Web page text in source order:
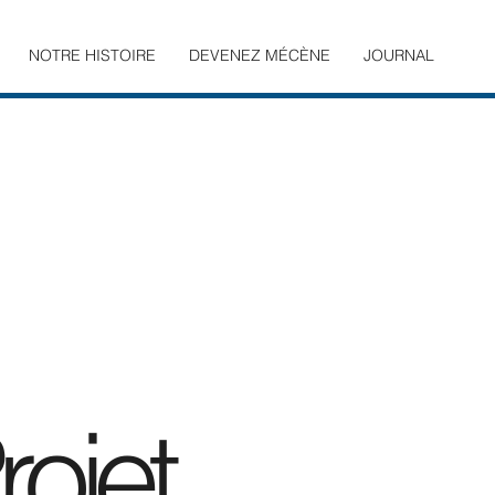
NOTRE HISTOIRE DEVENEZ MÉCÈNE JOURNAL